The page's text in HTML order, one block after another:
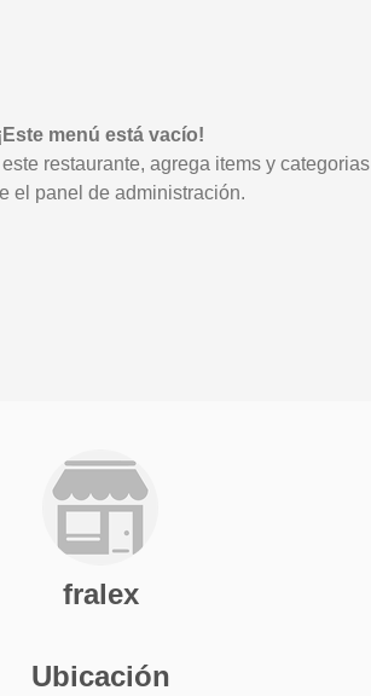
menú está vacío!
restaurante, agrega items y categorias
el panel de administración.
fralex
Ubicación